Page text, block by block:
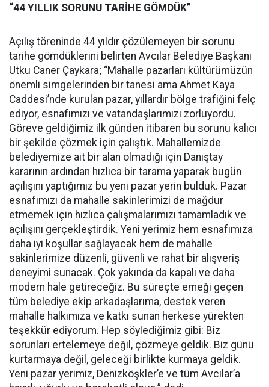
“44 YILLIK SORUNU TARİHE GÖMDÜK”
Açılış töreninde 44 yıldır çözülemeyen bir sorunu
tarihe gömdüklerini belirten Avcılar Belediye Başkanı
Utku Caner Çaykara; “Mahalle pazarları kültürümüzün
önemli simgelerinden bir tanesi ama Ahmet Kaya
Caddesi’nde kurulan pazar, yıllardır bölge trafiğini felç
ediyor, esnafımızı ve vatandaşlarımızı zorluyordu.
Göreve geldiğimiz ilk günden itibaren bu sorunu kalıcı
bir şekilde çözmek için çalıştık. Mahallemizde
belediyemize ait bir alan olmadığı için Danıştay
kararının ardından hızlıca bir tarama yaparak bugün
açılışını yaptığımız bu yeni pazar yerin bulduk. Pazar
esnafımızı da mahalle sakinlerimizi de mağdur
etmemek için hızlıca çalışmalarımızı tamamladık ve
açılışını gerçekleştirdik. Yeni yerimiz hem esnafımıza
daha iyi koşullar sağlayacak hem de mahalle
sakinlerimize düzenli, güvenli ve rahat bir alışveriş
deneyimi sunacak. Çok yakında da kapalı ve daha
modern hale getireceğiz. Bu süreçte emeği geçen
tüm belediye ekip arkadaşlarıma, destek veren
mahalle halkımıza ve katkı sunan herkese yürekten
teşekkür ediyorum. Hep söylediğimiz gibi: Biz
sorunları ertelemeye değil, çözmeye geldik. Biz günü
kurtarmaya değil, geleceği birlikte kurmaya geldik.
Yeni pazar yerimiz, Denizköşkler’e ve tüm Avcılar’a